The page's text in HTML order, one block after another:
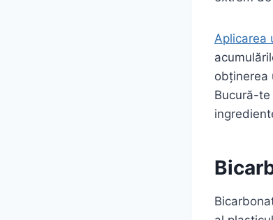
Aplicarea
obținerea
Bucură-